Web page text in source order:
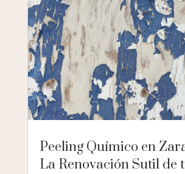
Peeling Químico en
La Renovación Sutil de